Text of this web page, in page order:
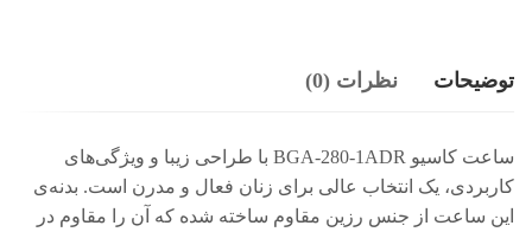
توضیحات نظرات (0)
ساعت کاسیو BGA-280-1ADR با طراحی زیبا و ویژگی‌های
کاربردی، یک انتخاب عالی برای زنان فعال و مدرن است. بدنه‌ی
این ساعت از جنس رزین مقاوم ساخته شده که آن را مقاوم در